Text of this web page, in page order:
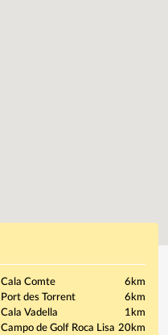
Cala Comte
6km
Port des Torrent
6km
Cala Vadella
1km
Campo de Golf Roca Lisa 20km